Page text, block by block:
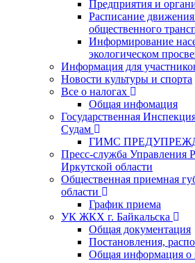
Предприятия и
Расписание
общественного
Информирование
экологическом
Информация для
Новости культуры и спорта
Все о налогах
Общая инфомация
Государственная
Судам
ГИМС
Пресс-служба Управления
Иркутской области
Общественная приемная
области
График приема
УК ЖКХ г. Байкальска
Общая документация
Постановления,
Общая информация о